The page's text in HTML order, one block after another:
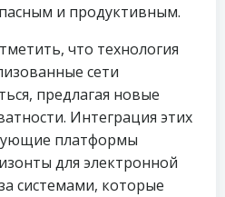
и продуктивным.
что технология
сети
предлагая новые
Интеграция этих
платформы
для электронной
системами, которые